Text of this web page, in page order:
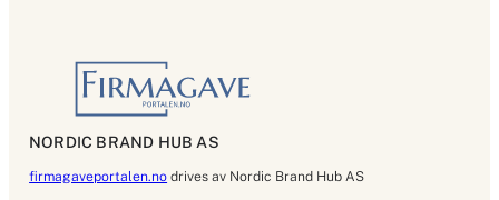
NORDIC BRAND HUB AS
firmagaveportalen.no drives av Nordic Brand Hub AS